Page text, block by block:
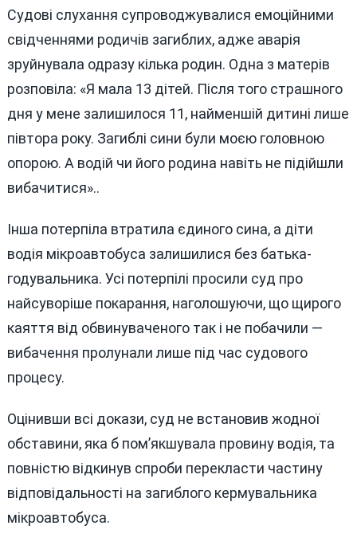
Судові слухання супроводжувалися емоційними
свідченнями родичів загиблих, адже аварія
зруйнувала одразу кілька родин. Одна з матерів
розповіла: «Я мала 13 дітей. Після того страшного
дня у мене залишилося 11, найменшій дитині лише
півтора року. Загиблі сини були моєю головною
опорою. А водій чи його родина навіть не підійшли
вибачитися»..
Інша потерпіла втратила єдиного сина, а діти
водія мікроавтобуса залишилися без батька-
годувальника. Усі потерпілі просили суд про
найсуворіше покарання, наголошуючи, що щирого
каяття від обвинуваченого так і не побачили —
вибачення пролунали лише під час судового
процесу.
Оцінивши всі докази, суд не встановив жодної
обставини, яка б пом’якшувала провину водія, та
повністю відкинув спроби перекласти частину
відповідальності на загиблого кермувальника
мікроавтобуса.